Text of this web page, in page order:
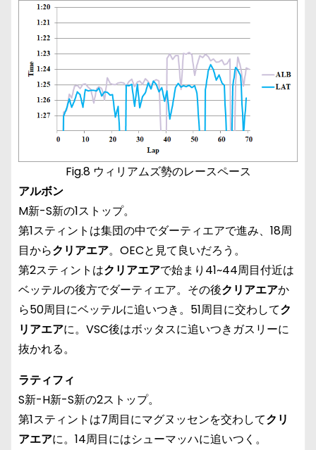
Fig.8 ウィリアムズ勢のレースペース
アルボン
M新-S新の1ストップ。
第1スティントは集団の中でダーティエアで進み、18周
目からクリアエア。OECと見て良いだろう。
第2スティントはクリアエアで始まり41~44周目付近は
ベッテルの後方でダーティエア。その後クリアエアか
ら50周目にベッテルに追いつき。51周目に交わしてク
リアエアに。VSC後はボッタスに追いつきガスリーに
抜かれる。
ラティフィ
S新-H新-S新の2ストップ。
第1スティントは7周目にマグヌッセンを交わしてクリ
アエアに。14周目にはシューマッハに追いつく。